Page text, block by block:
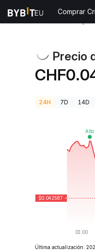
Comprar
Precio
24H 7D 14D
Última actualización: